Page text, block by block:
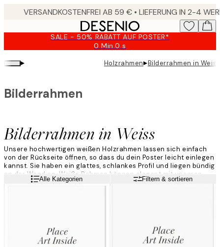
SALE - 50% RABATT AUF POSTER*
0 Min.0 s
Gültig
bis:
2026-
▸ Holzrahmen▸Bilderrahmen in Weiss
Bilderrahmen in Weiss
Bilderrahmen
Unsere hochwertigen weißen Holzrahmen lassen sich einfach
von der Rückseite öffnen, so dass du dein Poster leicht einlegen
kannst. Sie haben ein glattes, schlankes Profil und liegen bündig
an der Wand an. Weiße Rahmen können elegant mit unseren
Eichenrahmen kombiniert werden. Dies verleiht deiner
WeiterlesenAlle Kategorien Filtern & sortieren